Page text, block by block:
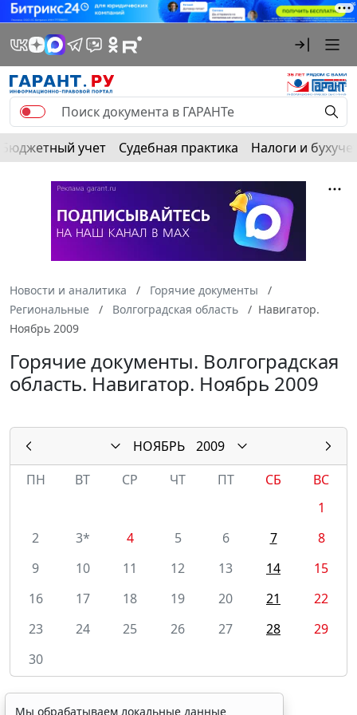
Бюджетный учет Судебная практика Налоги и
Новости и аналитика
Горячие документы
Региональные
Волгоградская область
Навигатор.
Ноябрь 2009
Горячие документы. Волгоградская
область. Навигатор. Ноябрь 2009
НОЯБРЬ
2009
ПН
ВТ СР ЧТ ПТ СБ
ВС
1
2
3* 4 5 6 7
8
9
10 11 12 13 14
15
16
17 18 19 20 21
22
23
24 25 26 27 28
29
30
Мы обрабатываем локальные данные